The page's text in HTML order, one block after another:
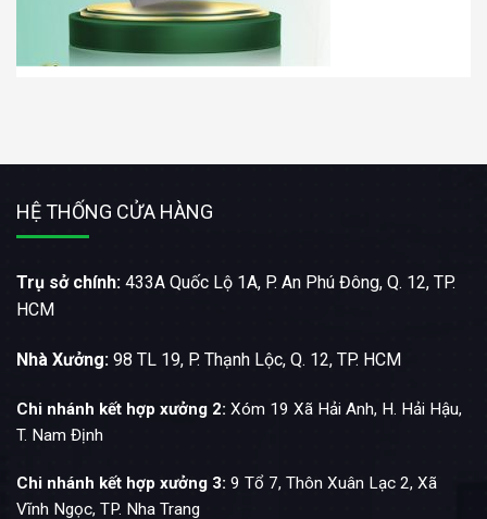
HỆ THỐNG CỬA HÀNG
Trụ sở chính: 433A Quốc Lộ 1A, P. An Phú Đông, Q. 12, TP.
HCM
Nhà Xưởng: 98 TL 19, P. Thạnh Lộc, Q. 12, TP. HCM
Chi nhánh kết hợp xưởng 2: Xóm 19 Xã Hải Anh, H. Hải Hậu,
T. Nam Định
Chi nhánh kết hợp xưởng 3: 9 Tổ 7, Thôn Xuân Lạc 2, Xã
Vĩnh Ngọc, TP. Nha Trang